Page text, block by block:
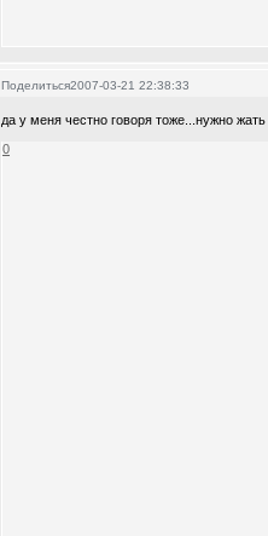
Поделиться2007-03-21 22:38:33
да у меня честно говоря тоже...нужно
0